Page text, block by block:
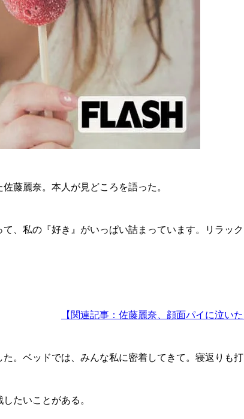
藤麗奈。本人が見どころを語った。
、私の『好き』がいっぱい詰まっています。リラッ
【関連記事：佐藤麗奈、顔面パイに泣い
た。ベッドでは、みんな私に密着してきて。寝返りも
たいことがある。